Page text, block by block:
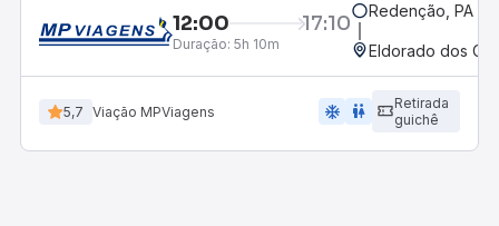
12:00 17:10
Duração: 5h 10m
Redenção, PA
Eldorado dos
5,7 Viação MPViagens ac_unit wc
Retirada
guichê